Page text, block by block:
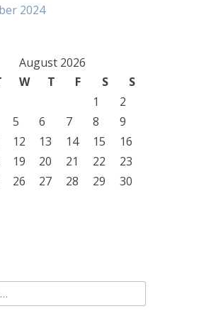
2024
August 2026
W T F S
S
1
2
5 6 7 8
9
12 13 14 15
16
19 20 21 22
23
26 27 28 29
30